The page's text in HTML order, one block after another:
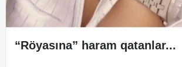
“Röyasına” haram qatanlar...